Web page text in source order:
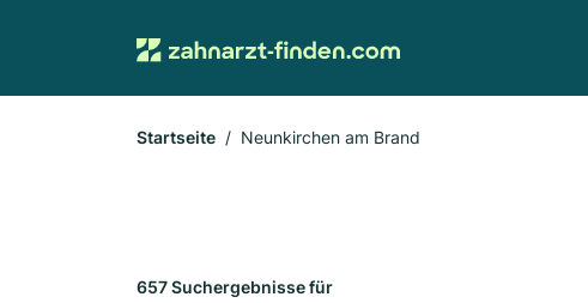
Startseite Neunkirchen am Brand
657 Suchergebnisse für